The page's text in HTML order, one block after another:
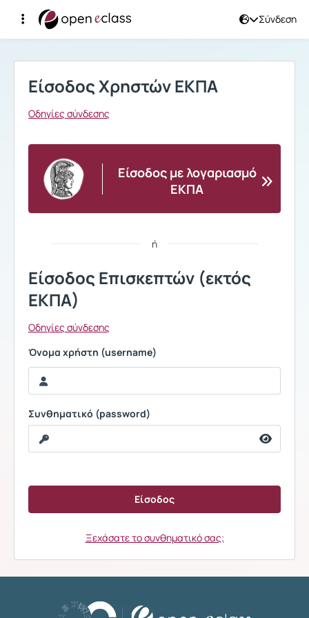
Σύνδεση
Σύνδεση
Είσοδος Χρηστών ΕΚΠΑ
Οδηγίες σύνδεσης
Είσοδος με λογαριασμό
ΕΚΠΑ
ή
Είσοδος Επισκεπτών (εκτός
ΕΚΠΑ)
Οδηγίες σύνδεσης
Όνομα χρήστη (username)
Συνθηματικό (password)
Ξεχάσατε το συνθηματικό σας;